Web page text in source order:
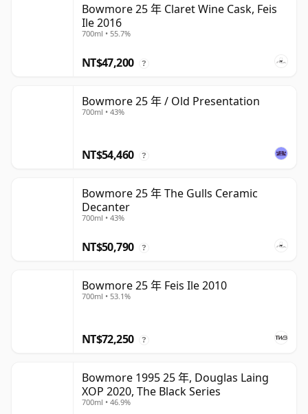
Bowmore 25 年 Claret Wine Cask, Feis
Ile 2016
700ml • 55.7%
NT$47,200 ?
Bowmore 25 年 / Old Presentation
700ml • 43%
NT$54,460 ?
Bowmore 25 年 The Gulls Ceramic
Decanter
700ml • 43%
NT$50,790 ?
Bowmore 25 年 Feis Ile 2010
700ml • 53.1%
NT$72,250 ?
Bowmore 1995 25 年, Douglas Laing
XOP 2020, The Black Series
700ml • 46.9%